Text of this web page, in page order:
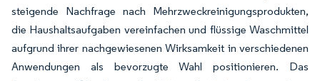
steigende Nachfrage nach Mehrzweckreinigungsprodukten,
die Haushaltsaufgaben vereinfachen und flüssige Waschmittel
aufgrund ihrer nachgewiesenen Wirksamkeit in verschiedenen
Anwendungen als bevorzugte Wahl positionieren. Das